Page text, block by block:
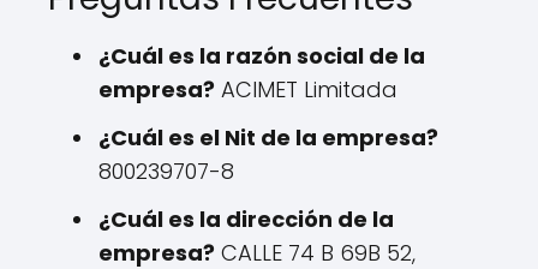
¿Cuál es la razón social de la
empresa? ACIMET Limitada
¿Cuál es el Nit de la empresa?
800239707-8
¿Cuál es la dirección de la
empresa? CALLE 74 B 69B 52,